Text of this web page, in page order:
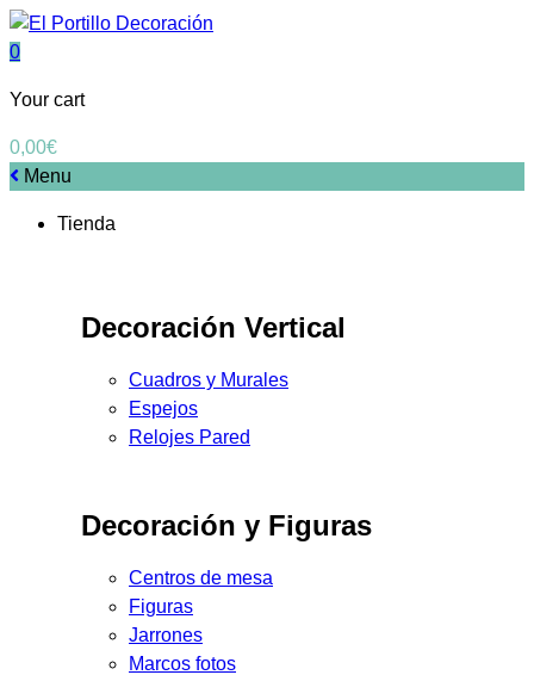
0
Your cart
0,00€
Menu
Tienda
Decoración Vertical
Cuadros y Murales
Espejos
Relojes Pared
Decoración y Figuras
Centros de mesa
Figuras
Jarrones
Marcos fotos